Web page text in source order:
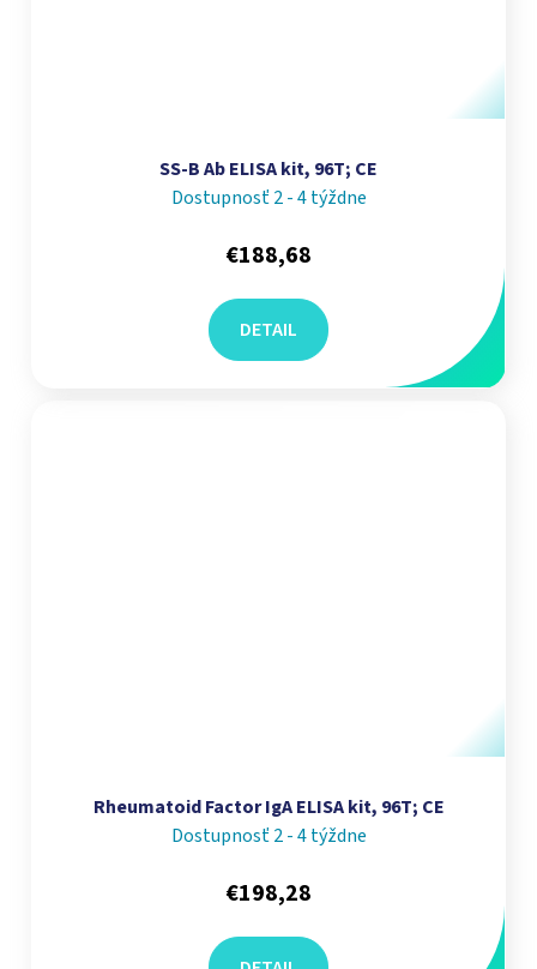
SS-B Ab ELISA kit, 96T; CE
Dostupnosť 2 - 4 týždne
€188,68
DETAIL
Rheumatoid Factor IgA ELISA kit, 96T; CE
Dostupnosť 2 - 4 týždne
€198,28